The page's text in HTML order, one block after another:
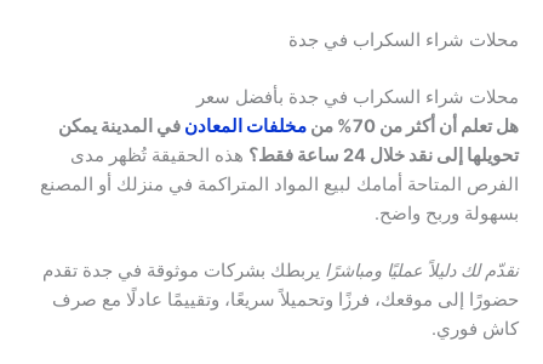
محلات شراء السكراب في جدة
محلات شراء السكراب في جدة بأفضل سعر
هل تعلم أن أكثر من 70% من
مخلفات المعادن في المدينة يمكن
تحويلها إلى نقد خلال 24 ساعة فقط؟
هذه الحقيقة تُظهر مدى
الفرص المتاحة أمامك لبيع المواد المتراكمة في منزلك أو المصنع
بسهولة وربح واضح.
نقدّم لك دليلاً عمليًا ومباشرًا يربطك بشركات موثوقة في جدة تقدم
حضورًا إلى موقعك، فرزًا وتحميلاً سريعًا، وتقييمًا عادلًا مع صرف
كاش فوري.